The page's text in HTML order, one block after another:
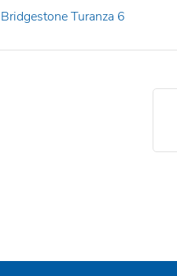
Bridgestone Turanza 6